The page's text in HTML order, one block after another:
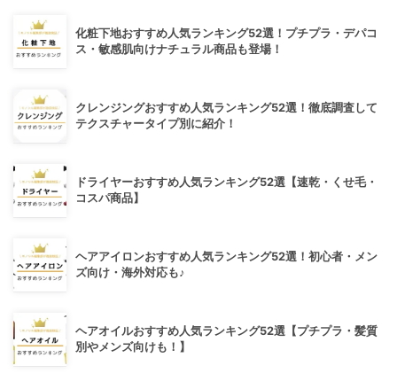
化粧下地おすすめ人気ランキング52選！プチプラ・デパコ
ス・敏感肌向けナチュラル商品も登場！
クレンジングおすすめ人気ランキング52選！徹底調査して
テクスチャータイプ別に紹介！
ドライヤーおすすめ人気ランキング52選【速乾・くせ毛・
コスパ商品】
ヘアアイロンおすすめ人気ランキング52選！初心者・メン
ズ向け・海外対応も♪
ヘアオイルおすすめ人気ランキング52選【プチプラ・髪質
別やメンズ向けも！】